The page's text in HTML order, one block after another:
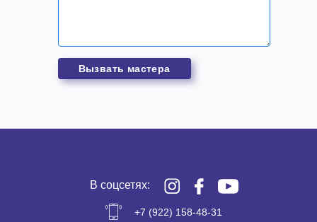
Вызвать мастера
В соцсетях:
+7 (922) 158-48-31